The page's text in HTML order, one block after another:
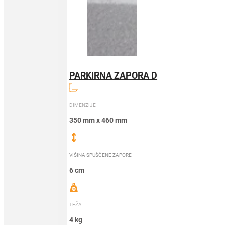
PARKIRNA ZAPORA D
DIMENZIJE
350 mm x 460 mm
VIŠINA SPUŠČENE ZAPORE
6 cm
TEŽA
4 kg